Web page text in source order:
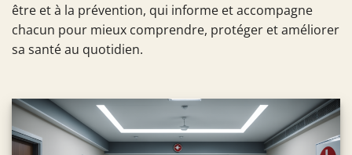
être et à la prévention, qui informe et accompagne
chacun pour mieux comprendre, protéger et améliorer
sa santé au quotidien.